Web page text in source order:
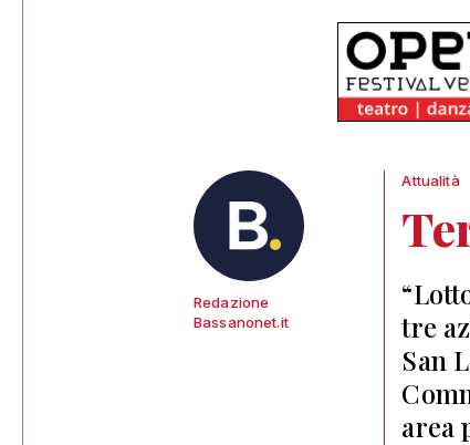
Redazione
Bassanonet.it
Attualità
tre
San
area